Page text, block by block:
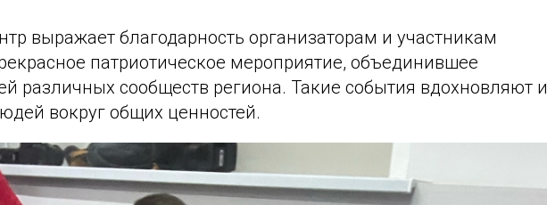
выражает благодарность организаторам и участникам
патриотическое мероприятие, объединившее
различных сообществ региона. Такие события вдохновляют и
вокруг общих ценностей.